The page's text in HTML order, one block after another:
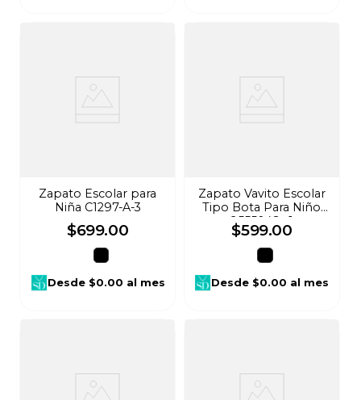
Zapato Escolar para
Niña C1297-A-3
$699.00
Desde$0.00 al mes
Zapato Vavito Escolar
Tipo Bota Para Niño
955504St-1
$599.00
Desde $0.00 al mes